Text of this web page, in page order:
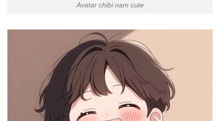
Avatar chibi nam cute